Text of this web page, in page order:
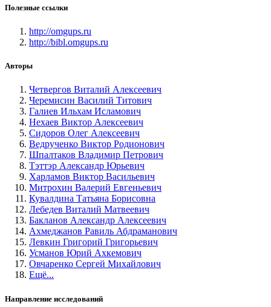
Полезные ссылки
http://omgups.ru
http://bibl.omgups.ru
Авторы
Четвергов Виталий Алексеевич
Черемисин Василий Титович
Галиев Ильхам Исламович
Нехаев Виктор Алексеевич
Сидоров Олег Алексеевич
Ведрученко Виктор Родионович
Шпалтаков Владимир Петрович
Тэттэр Александр Юрьевич
Харламов Виктор Васильевич
Митрохин Валерий Евгеньевич
Кувалдина Татьяна Борисовна
Лебедев Виталий Матвеевич
Бакланов Александр Алексеевич
Ахмеджанов Равиль Абдраманович
Левкин Григорий Григорьевич
Усманов Юрий Ахкемович
Овчаренко Сергей Михайлович
Ещё...
Направление исследований